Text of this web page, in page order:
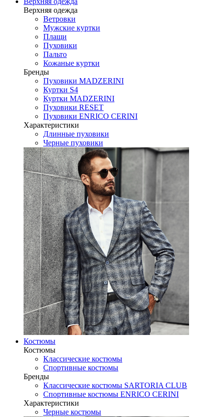
Верхняя одежда
Ветровки
Мужские куртки
Плащи
Пуховики
Пальто
Кожаные куртки
Бренды
Пуховики MADZERINI
Куртки S4
Куртки MADZERINI
Пуховики RESET
Пуховики ENRICO CERINI
Характеристики
Длинные пуховики
Черные пуховики
Костюмы
Костюмы
Классические костюмы
Спортивные костюмы
Бренды
Классические костюмы SARTORIA CLUB
Спортивные костюмы ENRICO CERINI
Характеристики
Черные костюмы